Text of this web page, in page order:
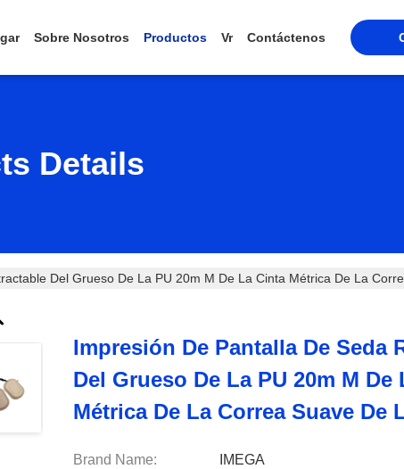
Sobre Nosotros Productos Vr Contáctenos
Details
Del Grueso De La PU 20m M De La Cinta Métrica De La
Impresión De Pantalla De Seda
Del Grueso De La PU 20m M De
Métrica De La Correa Suave De
Brand Name: IMEGA